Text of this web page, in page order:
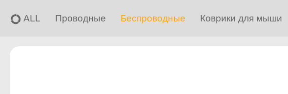
ALL Проводные Беспроводные Коврики для мыши